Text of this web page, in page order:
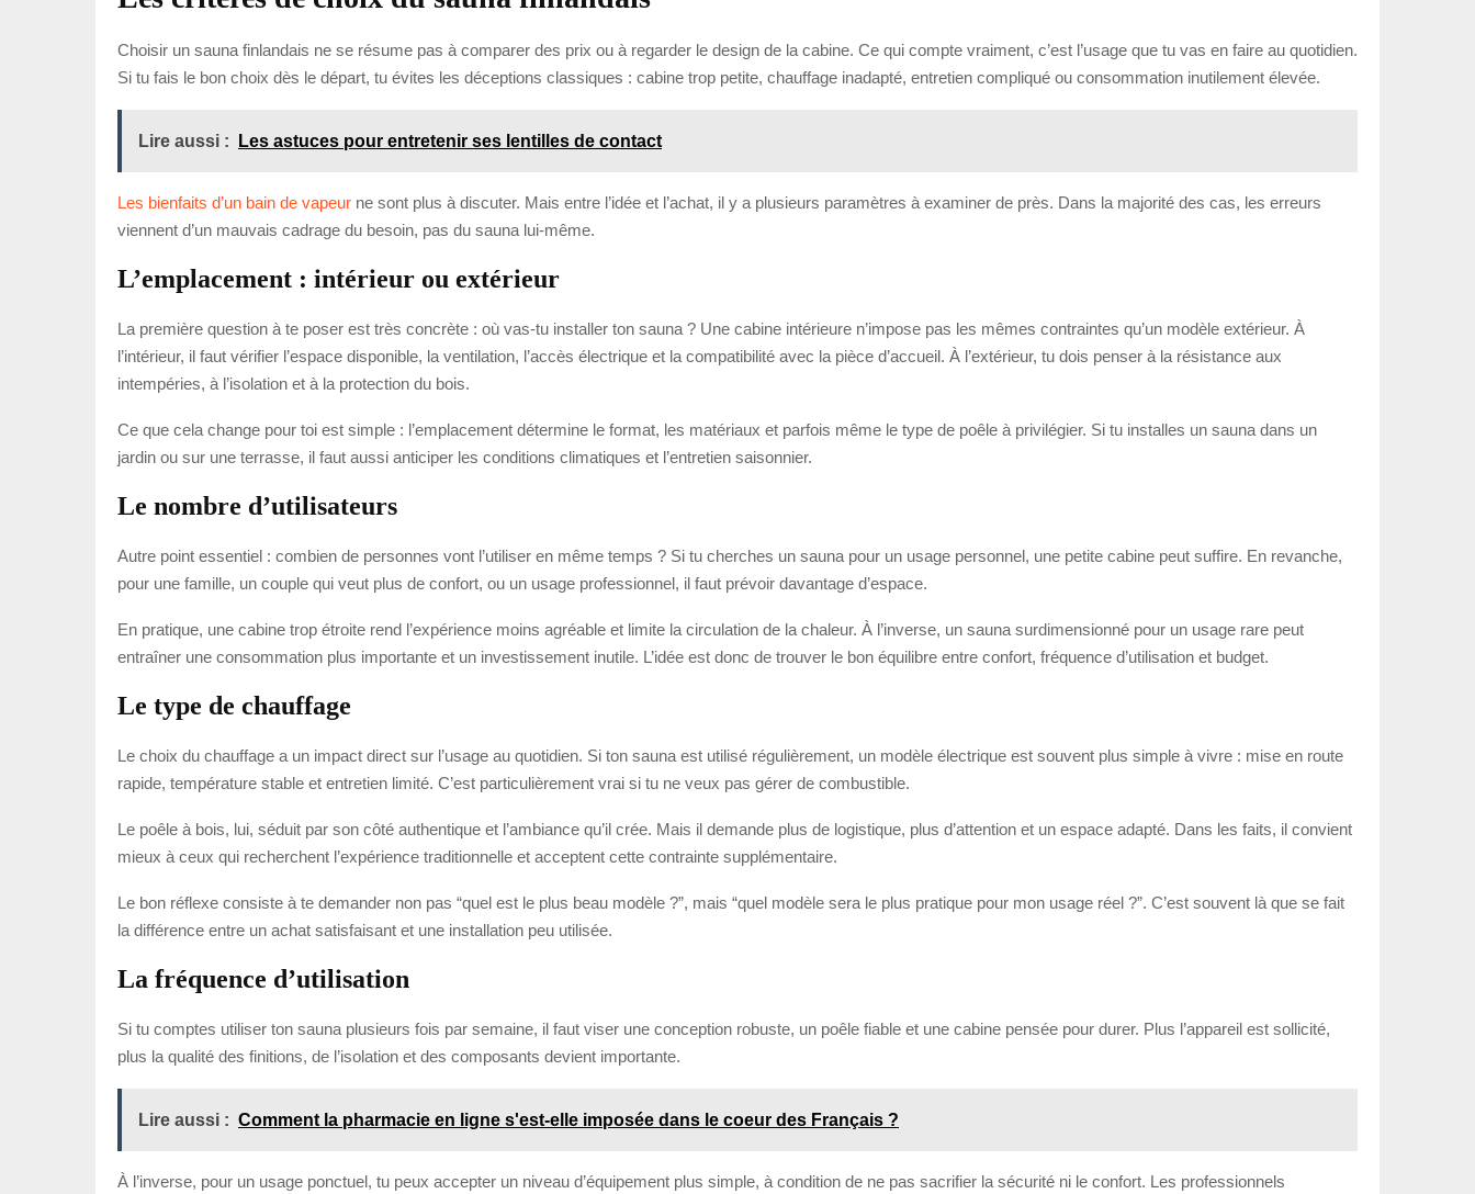
Choisir un sauna finlandais ne se résume pas à comparer des prix ou à regarder le design de la cabine. Ce qui compte vraiment, c’est l’usage que tu vas en faire au quotidien.
Si tu fais le bon choix dès le départ, tu évites les déceptions classiques : cabine trop petite, chauffage inadapté, entretien compliqué ou consommation inutilement élevée.
Lire aussi : Les astuces pour entretenir ses lentilles de contact
Les bienfaits d’un bain de vapeur ne sont plus à discuter. Mais entre l’idée et l’achat, il y a plusieurs paramètres à examiner de près. Dans la majorité des cas, les erreurs
viennent d’un mauvais cadrage du besoin, pas du sauna lui-même.
L’emplacement : intérieur ou extérieur
La première question à te poser est très concrète : où vas-tu installer ton sauna ? Une cabine intérieure n’impose pas les mêmes contraintes qu’un modèle extérieur. À
l’intérieur, il faut vérifier l’espace disponible, la ventilation, l’accès électrique et la compatibilité avec la pièce d’accueil. À l’extérieur, tu dois penser à la résistance aux
intempéries, à l’isolation et à la protection du bois.
Ce que cela change pour toi est simple : l’emplacement détermine le format, les matériaux et parfois même le type de poêle à privilégier. Si tu installes un sauna dans un
jardin ou sur une terrasse, il faut aussi anticiper les conditions climatiques et l’entretien saisonnier.
Le nombre d’utilisateurs
Autre point essentiel : combien de personnes vont l’utiliser en même temps ? Si tu cherches un sauna pour un usage personnel, une petite cabine peut suffire. En revanche,
pour une famille, un couple qui veut plus de confort, ou un usage professionnel, il faut prévoir davantage d’espace.
En pratique, une cabine trop étroite rend l’expérience moins agréable et limite la circulation de la chaleur. À l’inverse, un sauna surdimensionné pour un usage rare peut
entraîner une consommation plus importante et un investissement inutile. L’idée est donc de trouver le bon équilibre entre confort, fréquence d’utilisation et budget.
Le type de chauffage
Le choix du chauffage a un impact direct sur l’usage au quotidien. Si ton sauna est utilisé régulièrement, un modèle électrique est souvent plus simple à vivre : mise en route
rapide, température stable et entretien limité. C’est particulièrement vrai si tu ne veux pas gérer de combustible.
Le poêle à bois, lui, séduit par son côté authentique et l’ambiance qu’il crée. Mais il demande plus de logistique, plus d’attention et un espace adapté. Dans les faits, il convient
mieux à ceux qui recherchent l’expérience traditionnelle et acceptent cette contrainte supplémentaire.
Le bon réflexe consiste à te demander non pas “quel est le plus beau modèle ?”, mais “quel modèle sera le plus pratique pour mon usage réel ?”. C’est souvent là que se fait
la différence entre un achat satisfaisant et une installation peu utilisée.
La fréquence d’utilisation
Si tu comptes utiliser ton sauna plusieurs fois par semaine, il faut viser une conception robuste, un poêle fiable et une cabine pensée pour durer. Plus l’appareil est sollicité,
plus la qualité des finitions, de l’isolation et des composants devient importante.
Lire aussi : Comment la pharmacie en ligne s'est-elle imposée dans le coeur des Français ?
À l’inverse, pour un usage ponctuel, tu peux accepter un niveau d’équipement plus simple, à condition de ne pas sacrifier la sécurité ni le confort. Les professionnels